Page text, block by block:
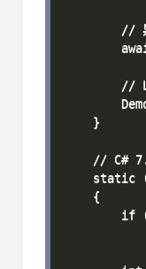
//
//
    }
// C#
static
    {
if